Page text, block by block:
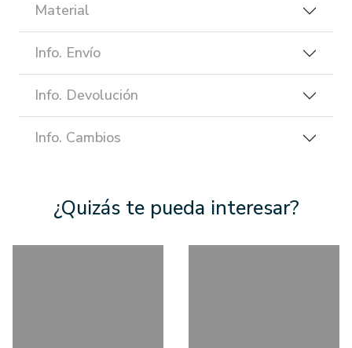
Material
Info. Envío
Info. Devolución
Info. Cambios
¿Quizás te pueda interesar?